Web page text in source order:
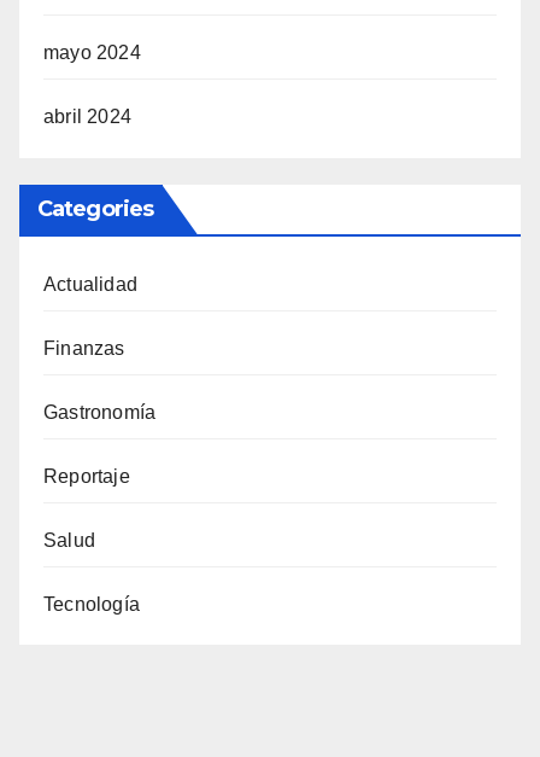
mayo 2024
abril 2024
Categories
Actualidad
Finanzas
Gastronomía
Reportaje
Salud
Tecnología